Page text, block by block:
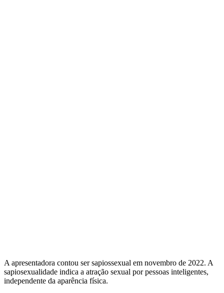
A apresentadora contou ser sapiossexual em novembro de 2022. A
sapiosexualidade indica a atração sexual por pessoas inteligentes,
independente da aparência física.